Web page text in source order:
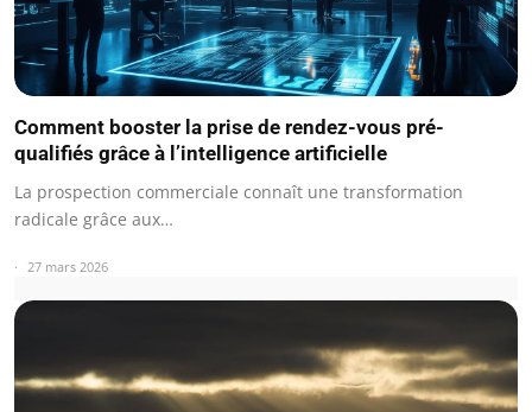
Comment booster la prise de rendez-vous pré-
qualifiés grâce à l’intelligence artificielle
La prospection commerciale connaît une transformation
radicale grâce aux…
27 mars 2026